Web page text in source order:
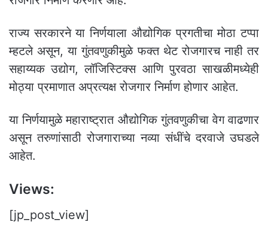
राज्य सरकारने या निर्णयाला औद्योगिक प्रगतीचा मोठा टप्पा
म्हटले असून, या गुंतवणुकीमुळे फक्त थेट रोजगारच नाही तर
सहाय्यक उद्योग, लॉजिस्टिक्स आणि पुरवठा साखळीमध्येही
मोठ्या प्रमाणात अप्रत्यक्ष रोजगार निर्माण होणार आहेत.
या निर्णयामुळे महाराष्ट्रात औद्योगिक गुंतवणुकीचा वेग वाढणार
असून तरुणांसाठी रोजगाराच्या नव्या संधींचे दरवाजे उघडले
आहेत.
Views:
[jp_post_view]